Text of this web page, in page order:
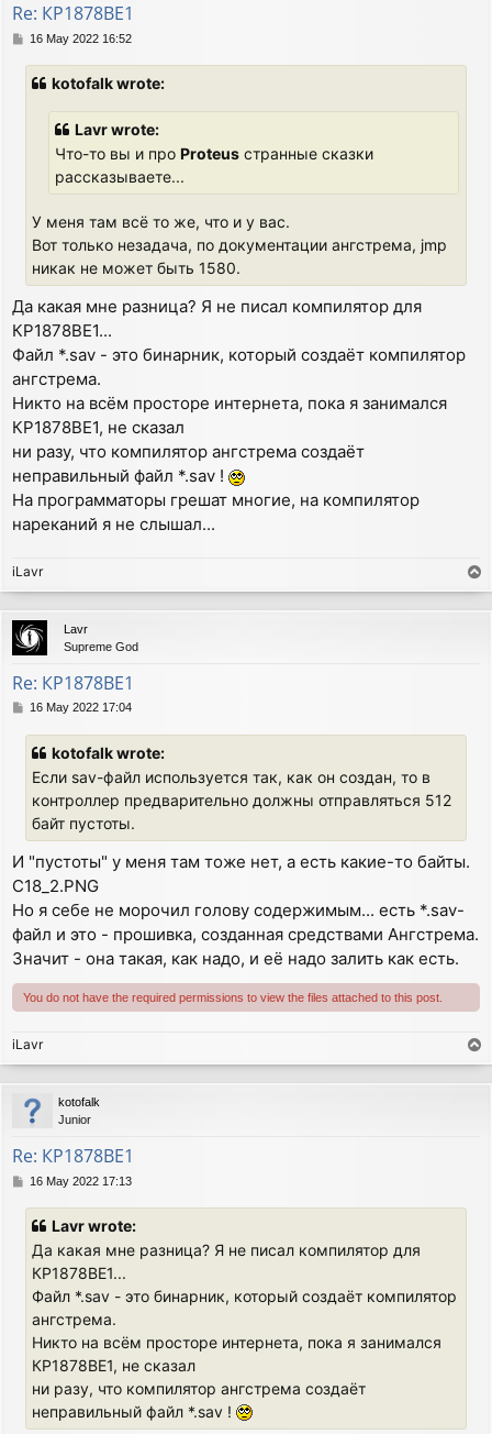
Re: КР1878ВЕ1
P16 May 2022 16:52
kotofalk wrote:
Lavr wrote:
Что-то вы и про Proteus странные сказки
рассказываете...
У меня там всё то же, что и у вас.
Вот только незадача, по документации ангстрема, jmp
никак не может быть 1580.
Да какая мне разница? Я не писал компилятор для
КР1878ВЕ1...
Файл *.sav - это бинарник, который создаёт компилятор
ангстрема.
Никто на всём просторе интернета, пока я занимался
КР1878ВЕ1, не сказал
ни разу, что компилятор ангстрема создаёт
неправильный файл *.sav !
На программаторы грешат многие, на компилятор
нареканий я не слышал...
iLavr
o
p
Lavr
Supreme God
Re: КР1878ВЕ1
P16 May 2022 17:04
kotofalk wrote:
Если sav-файл используется так, как он создан, то в
контроллер предварительно должны отправляться 512
байт пустоты.
И "пустоты" у меня там тоже нет, а есть какие-то байты.
C18_2.PNG
Но я себе не морочил голову содержимым... есть *.sav-
файл и это - прошивка, созданная средствами Ангстрема.
Значит - она такая, как надо, и её надо залить как есть.
You do not have the required permissions to view the files attached to this post.
iLavr
o
p
kotofalk
Junior
Re: КР1878ВЕ1
P16 May 2022 17:13
Lavr wrote:
Да какая мне разница? Я не писал компилятор для
КР1878ВЕ1...
Файл *.sav - это бинарник, который создаёт компилятор
ангстрема.
Никто на всём просторе интернета, пока я занимался
КР1878ВЕ1, не сказал
ни разу, что компилятор ангстрема создаёт
неправильный файл *.sav !